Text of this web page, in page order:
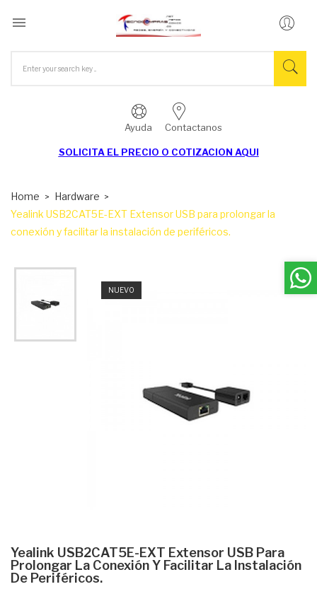

Ayuda Contactanos
SOLICITA EL PRECIO O COTIZACION AQUI
Home
Hardware
Yealink USB2CAT5E-EXT Extensor USB para prolongar la
conexión y facilitar la instalación de periféricos.
NUEVO
Yealink USB2CAT5E-EXT Extensor USB Para
Prolongar La Conexión Y Facilitar La Instalación
De Periféricos.